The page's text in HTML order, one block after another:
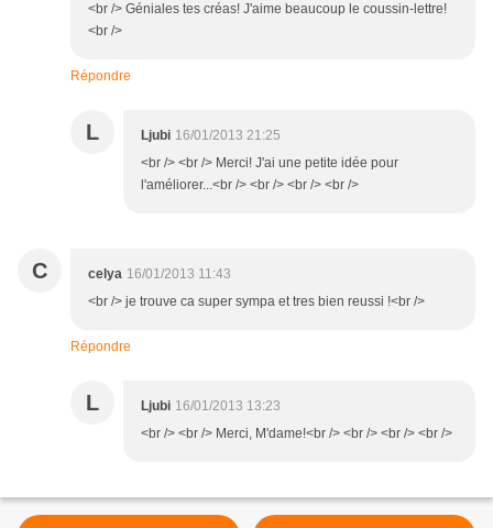
<br /> Géniales tes créas! J'aime beaucoup le coussin-lettre!
<br />
Répondre
L Ljubi 16/01/2013 21:25
<br /> <br /> Merci! J'ai une petite idée pour
l'améliorer...<br /> <br /> <br /> <br />
C celya 16/01/2013 11:43
<br /> je trouve ca super sympa et tres bien reussi !<br />
Répondre
L Ljubi 16/01/2013 13:23
<br /> <br /> Merci, M'dame!<br /> <br /> <br /> <br />